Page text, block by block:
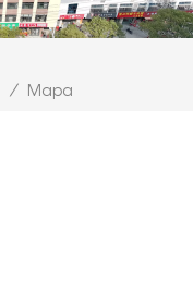
/ Mapa